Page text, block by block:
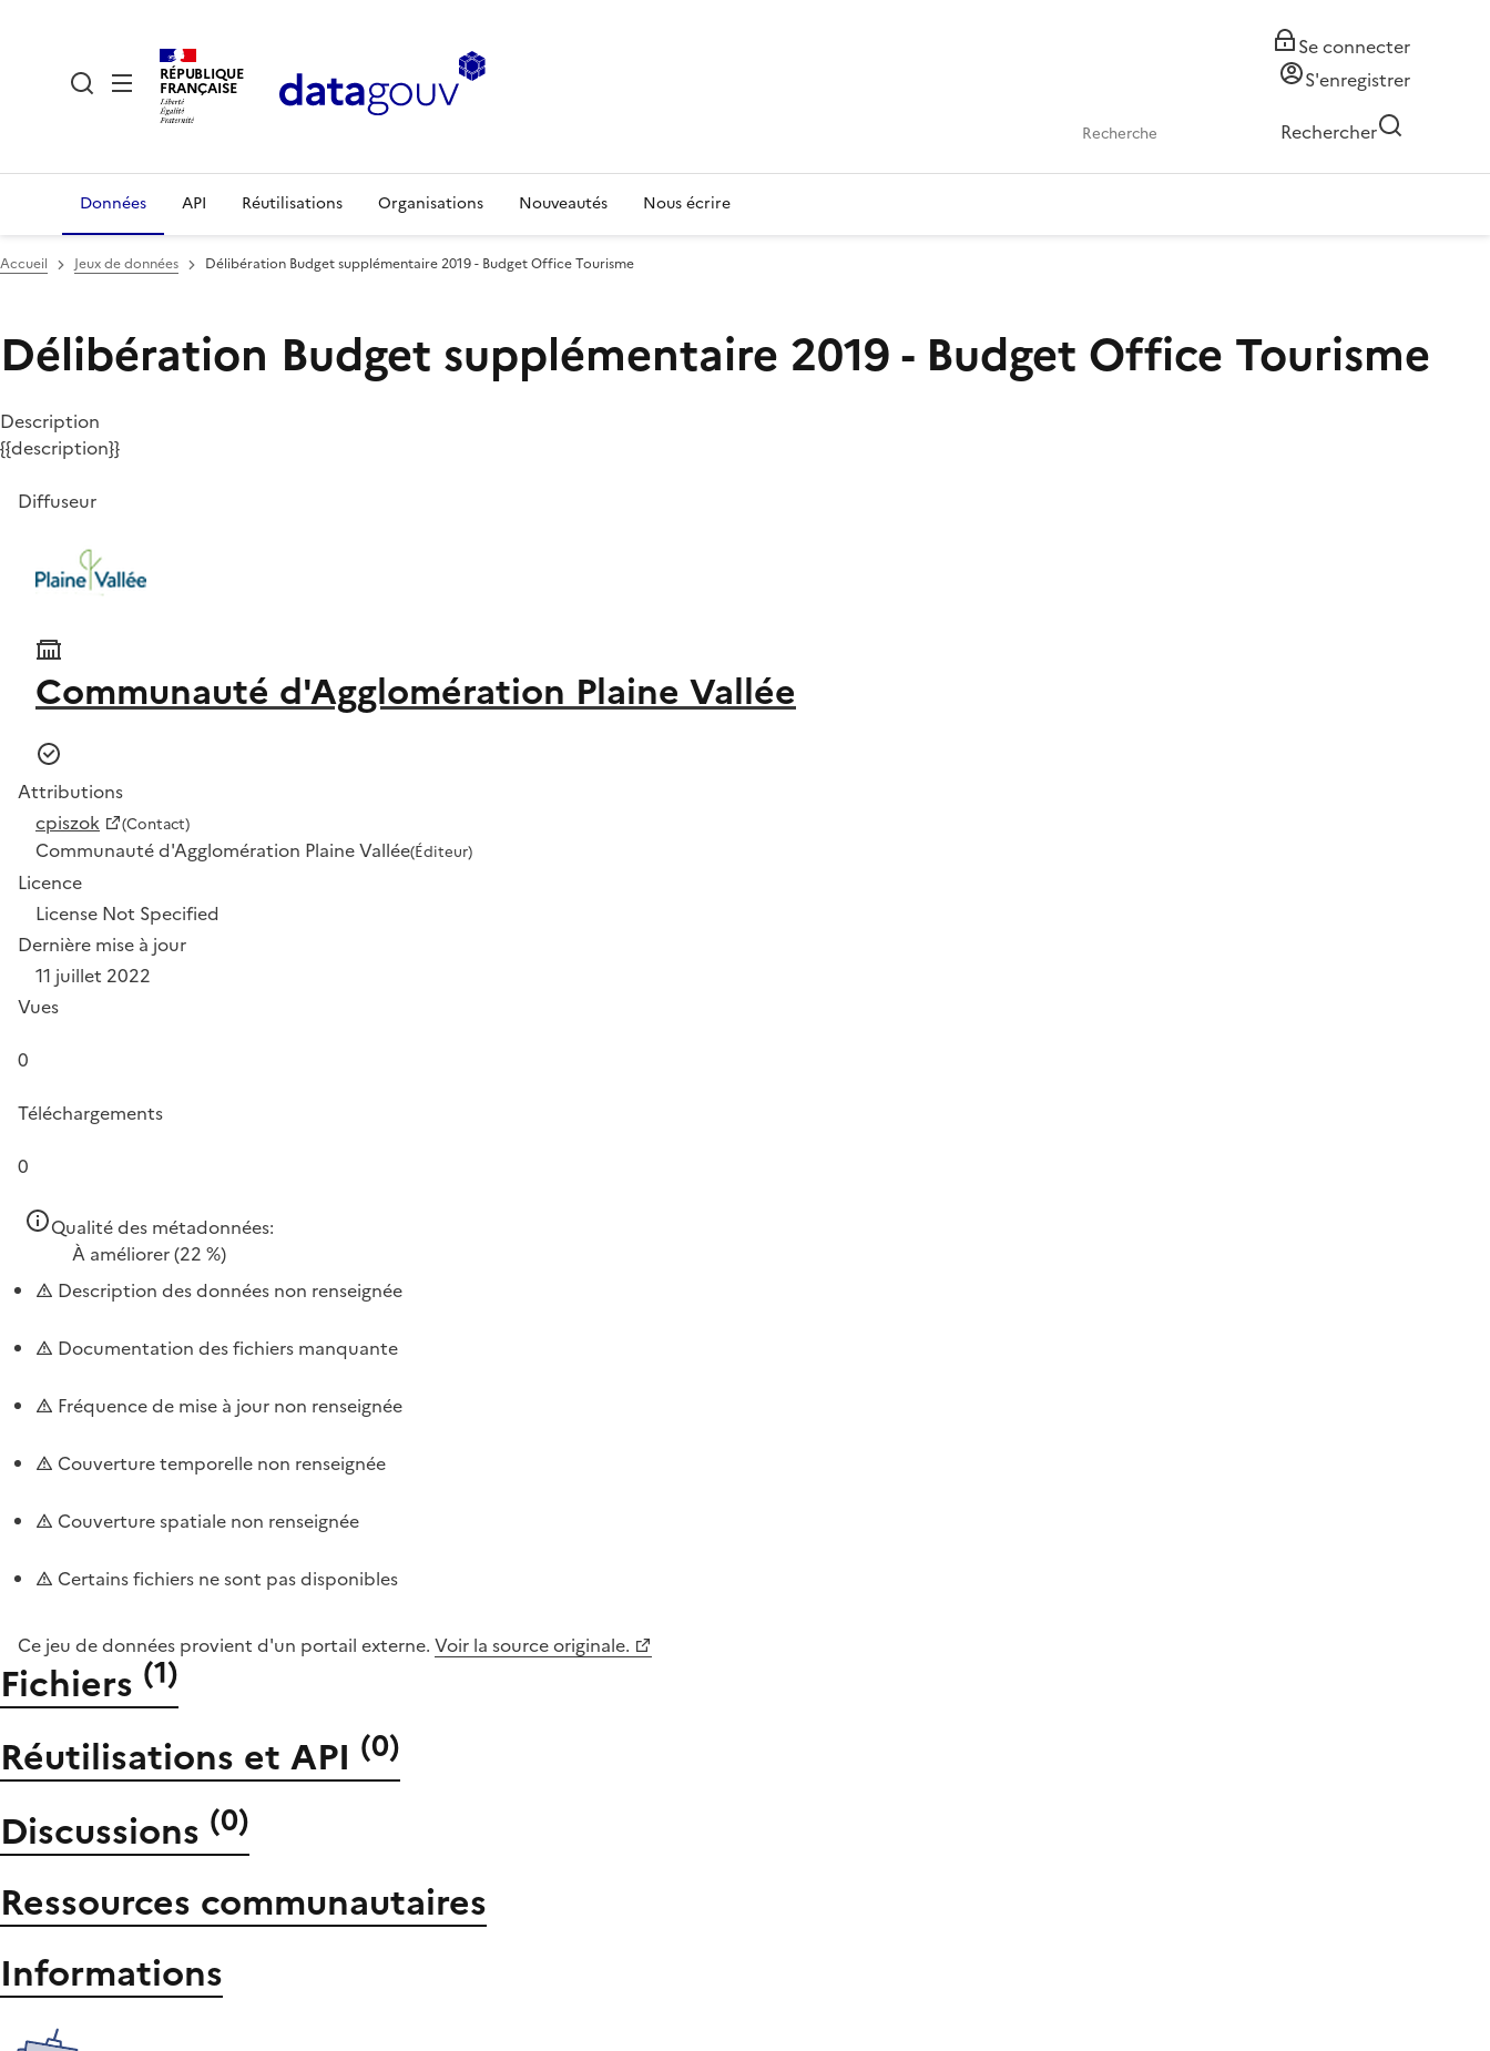
RÉPUBLIQUE
FRANÇAISE
Se connecter
S'enregistrer
Rechercher
Données API Réutilisations Organisations Nouveautés Nous écrire
Accueil Jeux de données Délibération Budget supplémentaire 2019 - Budget Office Tourisme
Délibération Budget supplémentaire 2019 - Budget Office Tourisme
Description
{{description}}
Diffuseur
Communauté d'Agglomération Plaine Vallée
Attributions
cpiszok
(Contact)
Communauté d'Agglomération Plaine Vallée(Éditeur)
Licence
License Not Specified
Dernière mise à jour
11 juillet 2022
Vues
0
Téléchargements
0
Qualité des métadonnées:
À améliorer(22 %)
Description des données non renseignée
Documentation des fichiers manquante
Fréquence de mise à jour non renseignée
Couverture temporelle non renseignée
Couverture spatiale non renseignée
Certains fichiers ne sont pas disponibles
Ce jeu de données provient d'un portail externe. Voir la source originale.
Fichiers (1)
Réutilisations et API (0)
Discussions (0)
Ressources communautaires
Informations